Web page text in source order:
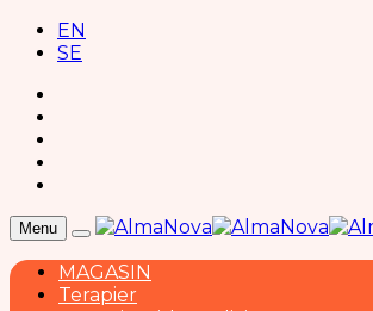
EN
SE
Menu
MAGASIN
Terapier